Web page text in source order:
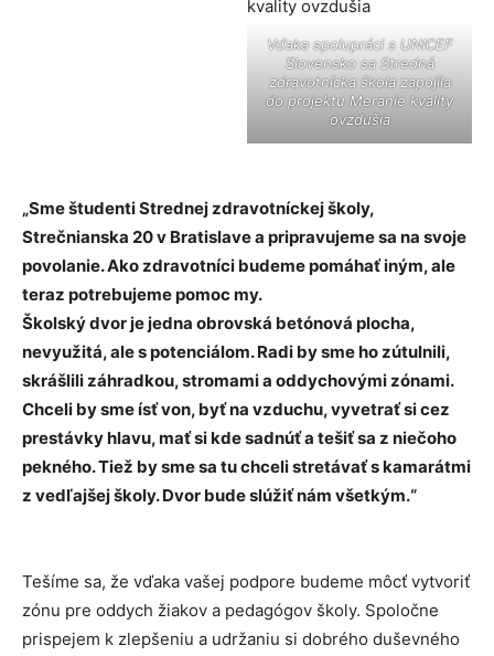
Vďaka spolupráci s UNICEF
Slovensko sa Stredná
zdravotnícka škola zapojila
do projektu Meranie kvality
ovzdušia
„Sme študenti Strednej zdravotníckej školy,
Strečnianska 20 v Bratislave a pripravujeme sa na svoje
povolanie. Ako zdravotníci budeme pomáhať iným, ale
teraz potrebujeme pomoc my.
Školský dvor je jedna obrovská betónová plocha,
nevyužitá, ale s potenciálom. Radi by sme ho zútulnili,
skrášlili záhradkou, stromami a oddychovými zónami.
Chceli by sme ísť von, byť na vzduchu, vyvetrať si cez
prestávky hlavu, mať si kde sadnúť a tešiť sa z niečoho
pekného. Tiež by sme sa tu chceli stretávať s kamarátmi
z vedľajšej školy. Dvor bude slúžiť nám všetkým.“
Tešíme sa, že vďaka vašej podpore budeme môcť vytvoriť
zónu pre oddych žiakov a pedagógov školy. Spoločne
prispejem k zlepšeniu a udržaniu si dobrého duševného